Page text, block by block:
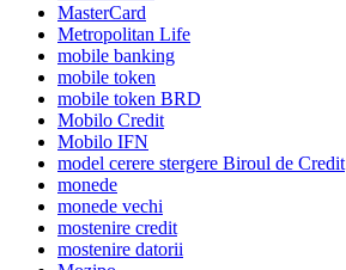
MasterCard
Metropolitan Life
mobile banking
mobile token
mobile token BRD
Mobilo Credit
Mobilo IFN
model cerere stergere Biroul de Credit
monede
monede vechi
mostenire credit
mostenire datorii